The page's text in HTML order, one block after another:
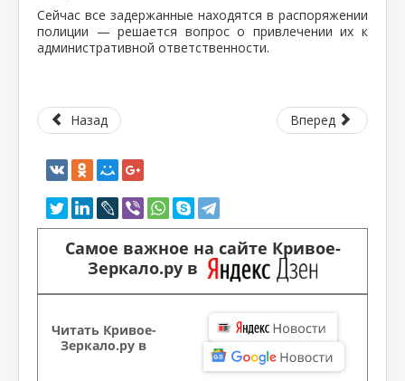
Сейчас все задержанные находятся в распоряжении
полиции — решается вопрос о привлечении их к
административной ответственности.
Назад Вперед
Самое важное на сайте Кривое-
Зеркало.ру в
Читать Кривое-
Зеркало.ру в